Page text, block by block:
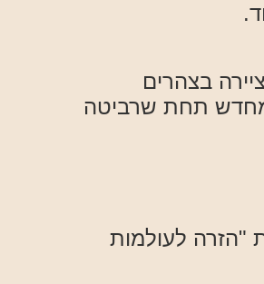
בצהרים
מחדש תחת שרביטה
"הזרה לעולמות